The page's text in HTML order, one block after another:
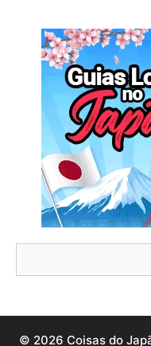
© 2026 Coisas do